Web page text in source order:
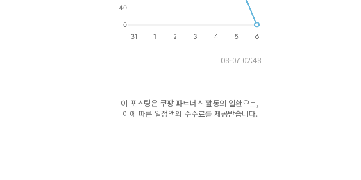
08-07 02:48
이 포스팅은 쿠팡 파트너스 활동의 일환으로,
이에 따른 일정액의 수수료를 제공받습니다.